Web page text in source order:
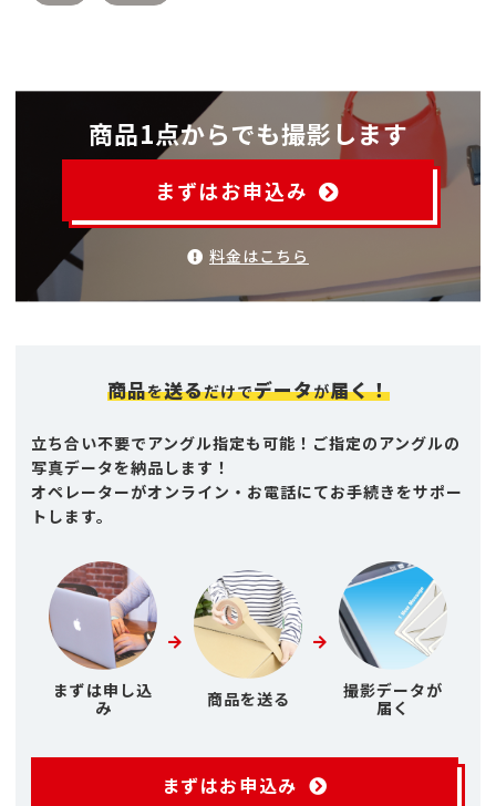
商品1点からでも撮影します
まずはお申込み
料金はこちら
商品を送るだけでデータが届く！
立ち合い不要でアングル指定も可能！ご指定のアングルの
写真データを納品します！
オペレーターがオンライン・お電話にてお手続きをサポー
トします。
まずは申し込
み
商品を送る
撮影データが
届く
まずはお申込み